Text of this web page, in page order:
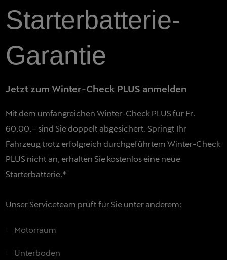
Starterbatterie-
Garantie
Jetzt zum Winter-Check PLUS anmelden
Mit dem umfangreichen Winter-Check PLUS für Fr.
60.00.– sind Sie doppelt abgesichert. Springt Ihr
Fahrzeug trotz erfolgreich durchgeführtem Winter-Check
PLUS nicht an, erhalten Sie kostenlos eine neue
Starterbatterie.*
Unser Serviceteam prüft für Sie unter anderem:
Motorraum
Unterboden